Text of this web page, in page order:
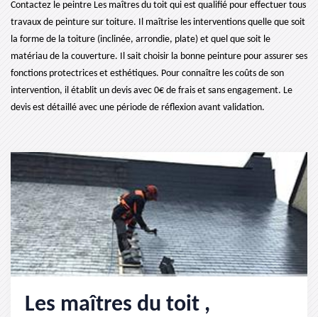
Contactez le peintre Les maîtres du toit qui est qualifié pour effectuer tous
travaux de peinture sur toiture. Il maîtrise les interventions quelle que soit
la forme de la toiture (inclinée, arrondie, plate) et quel que soit le
matériau de la couverture. Il sait choisir la bonne peinture pour assurer ses
fonctions protectrices et esthétiques. Pour connaître les coûts de son
intervention, il établit un devis avec 0€ de frais et sans engagement. Le
devis est détaillé avec une période de réflexion avant validation.
Les maîtres du toit ,